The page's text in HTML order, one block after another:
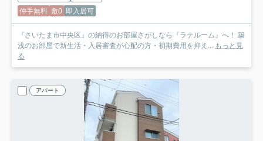
仲手無料 敷0 即入居可
『さいたま市中央区』の納得のお部屋さがしなら『ラテルーム』へ！ 築
浅のお部屋で新生活・入居審査が心配の方・初期費用を抑え... もっと見
る
アパート